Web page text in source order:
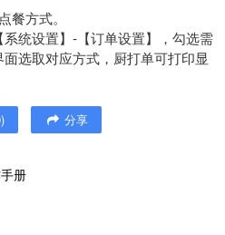
餐方式。
统设置】-【订单设置】，勾选需
选取对应方式，厨打单可打印显
) 分享
册